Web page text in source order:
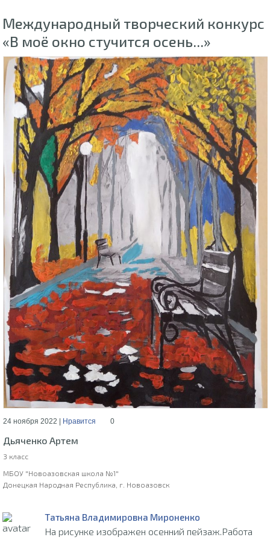
Международный творческий конкурс
«В моё окно стучится осень...»
24 ноября 2022 | Нравится 0
Дьяченко Артем
3 класс
МБОУ "Новоазовская школа №1"
Донецкая Народная Республика, г. Новоазовск
Татьяна Владимировна Мироненко
На рисунке изображен осенний пейзаж.Работа